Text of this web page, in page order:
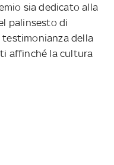
sia dedicato alla
palinsesto di
testimonianza della
affinché la cultura